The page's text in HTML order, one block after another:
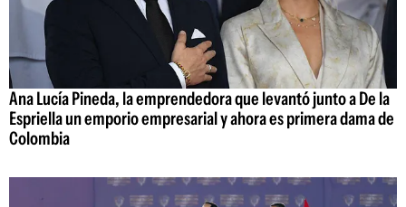
Ana Lucía Pineda, la emprendedora que levantó junto a De la
Espriella un emporio empresarial y ahora es primera dama de
Colombia